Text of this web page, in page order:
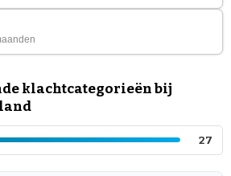
klachtcategorieën bij
27